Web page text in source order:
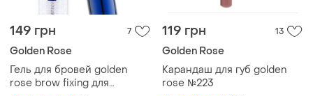
149 грн 7
Golden Rose
Гель для бровей golden
rose brow fixing для
119 грн 13
Golden Rose
Карандаш для губ golden
rose №223